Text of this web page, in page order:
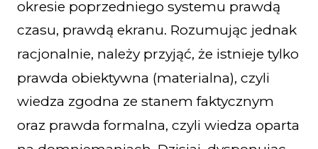
okresie poprzedniego systemu prawdą
czasu, prawdą ekranu. Rozumując jednak
racjonalnie, należy przyjąć, że istnieje tylko
prawda obiektywna (materialna), czyli
wiedza zgodna ze stanem faktycznym
oraz prawda formalna, czyli wiedza oparta